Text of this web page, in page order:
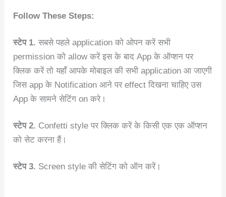
Follow These Steps:
स्टेप 1. सबसे पहले application को ओपन करें सभी
permission को allow करें इस के बाद App के ऑप्शन पर
क्लिक करें तो यहाँ आपके मोबाइल की सभी application आ जाएगी
जिस app के Notification आने पर effect दिखना चाहिए उस
App के सामने सेटिंग on करे।
स्टेप 2. Confetti style पर क्लिक करें के किसी एक एक ऑप्शन
को सेट करना हैं।
स्टेप 3. Screen style की सेटिंग को ऑन करें।